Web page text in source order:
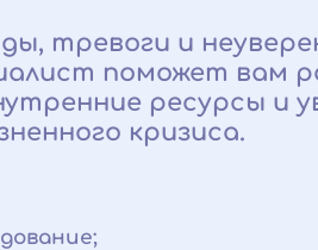
тревоги и
поможет вам
ресурсы и
кризиса.